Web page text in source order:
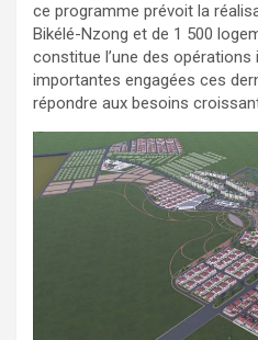
ce programme prévoit la
Bikélé-Nzong et de 1 500
constitue l’une des
importantes engagées ces
répondre aux besoins